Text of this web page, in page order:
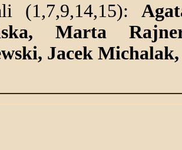
(1,7,9,14,15):
Marta
Jacek